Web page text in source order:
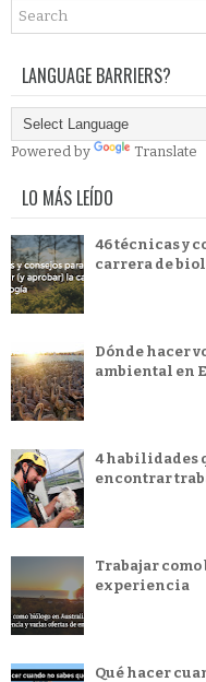
LANGUAGE BARRIERS?
Powered by Translate
LO MÁS LEÍDO
46 técnicas y
carrera de
Dónde hacer
ambiental en
4 habilidades
encontrar
Trabajar
experiencia
Qué hacer